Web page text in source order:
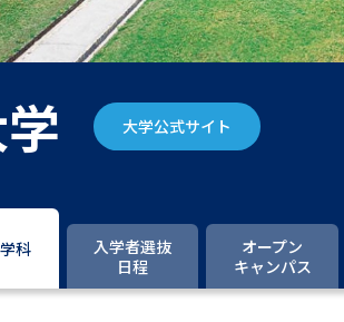
大学入学共通
大学入学共通
高等学校（情
大学公式サイト
科
入学者選抜
日程
オープン
キャンパス